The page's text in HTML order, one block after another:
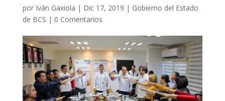
por Iván Gaxiola | Dic 17, 2019 | Gobierno del Estado
de BCS | 0 Comentarios